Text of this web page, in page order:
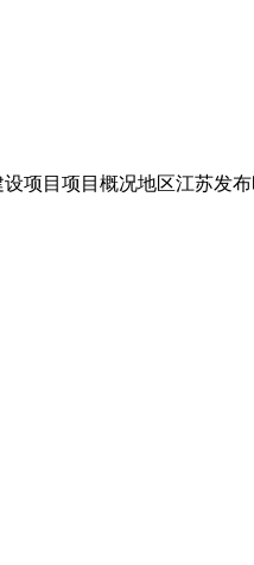
项目项目概况地区江苏发